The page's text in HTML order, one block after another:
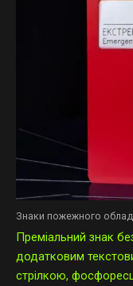
Знаки пожежного
Преміальний знак
додатковим
стрілкою,